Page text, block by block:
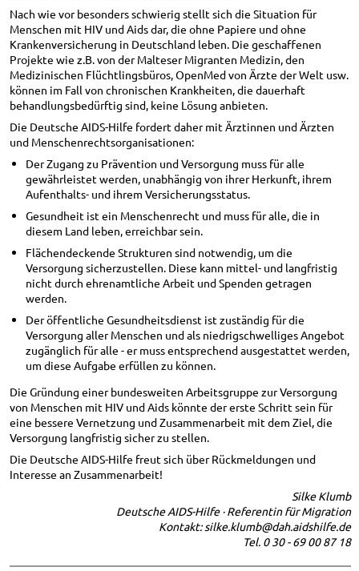
Nach wie vor besonders schwierig stellt sich die Situation für
Menschen mit HIV und Aids dar, die ohne Papiere und ohne
Krankenversicherung in Deutschland leben. Die geschaffenen
Projekte wie z.B. von der Malteser Migranten Medizin, den
Medizinischen Flüchtlingsbüros, OpenMed von Ärzte der Welt usw.
können im Fall von chronischen Krankheiten, die dauerhaft
behandlungsbedürftig sind, keine Lösung anbieten.
Die Deutsche AIDS-Hilfe fordert daher mit Ärztinnen und Ärzten
und Menschenrechtsorganisationen:
Der Zugang zu Prävention und Versorgung muss für alle
gewährleistet werden, unabhängig von ihrer Herkunft, ihrem
Aufenthalts- und ihrem Versicherungsstatus.
Gesundheit ist ein Menschenrecht und muss für alle, die in
diesem Land leben, erreichbar sein.
Flächendeckende Strukturen sind notwendig, um die
Versorgung sicherzustellen. Diese kann mittel- und langfristig
nicht durch ehrenamtliche Arbeit und Spenden getragen
werden.
Der öffentliche Gesundheitsdienst ist zuständig für die
Versorgung aller Menschen und als niedrigschwelliges Angebot
zugänglich für alle - er muss entsprechend ausgestattet werden,
um diese Aufgabe erfüllen zu können.
Die Gründung einer bundesweiten Arbeitsgruppe zur Versorgung
von Menschen mit HIV und Aids könnte der erste Schritt sein für
eine bessere Vernetzung und Zusammenarbeit mit dem Ziel, die
Versorgung langfristig sicher zu stellen.
Die Deutsche AIDS-Hilfe freut sich über Rückmeldungen und
Interesse an Zusammenarbeit!
Silke Klumb
Deutsche AIDS-Hilfe · Referentin für Migration
Kontakt: silke.klumb@dah.aidshilfe.de
Tel. 0 30 - 69 00 87 18